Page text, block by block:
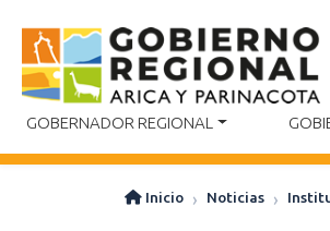
GOBERNADOR REGIONAL
Inicio Noticias